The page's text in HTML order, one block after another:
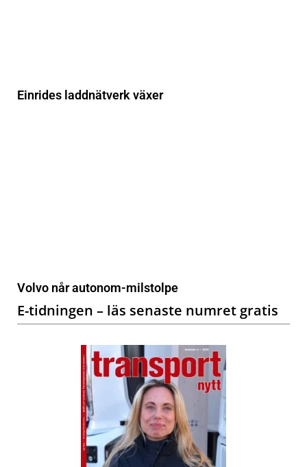
Einrides laddnätverk växer
Volvo når autonom-milstolpe
E-tidningen – läs senaste numret gratis